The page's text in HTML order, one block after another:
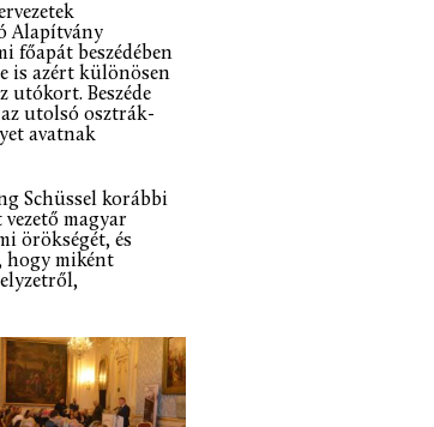
Alapítvány
főapát beszédében
is azért különösen
utókort. Beszéde
utolsó osztrák-
avatnak
Schüssel korábbi
magyar
örökségét, és
hogy miként